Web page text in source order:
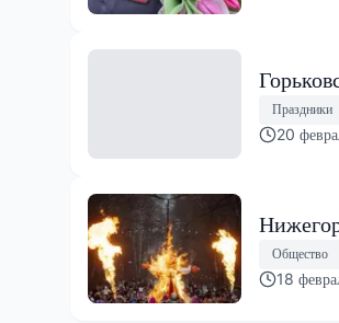
Праздники
20
Общество
18